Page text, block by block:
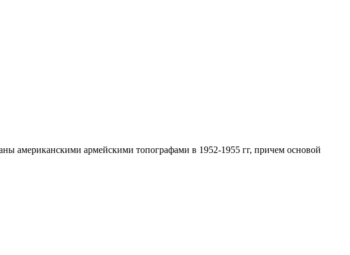
американскими армейскими топографами в 1952-1955 гг, причем основой